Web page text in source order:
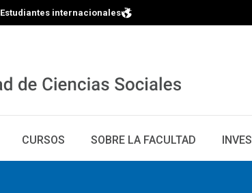
Estudiantes internacionales
CURSOS SOBRE LA FACULTAD